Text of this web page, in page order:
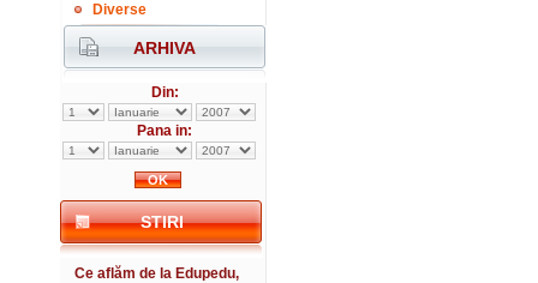
Diverse
ARHIVA
Din:
Pana in:
STIRI
Ce aflăm de la Edupedu,